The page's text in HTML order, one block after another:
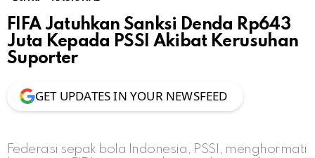
FIFA Jatuhkan Sanksi Denda Rp643
Juta Kepada PSSI Akibat Kerusuhan
Suporter
GET UPDATES IN YOUR NEWSFEED
Federasi sepak bola Indonesia, PSSI, menghormati